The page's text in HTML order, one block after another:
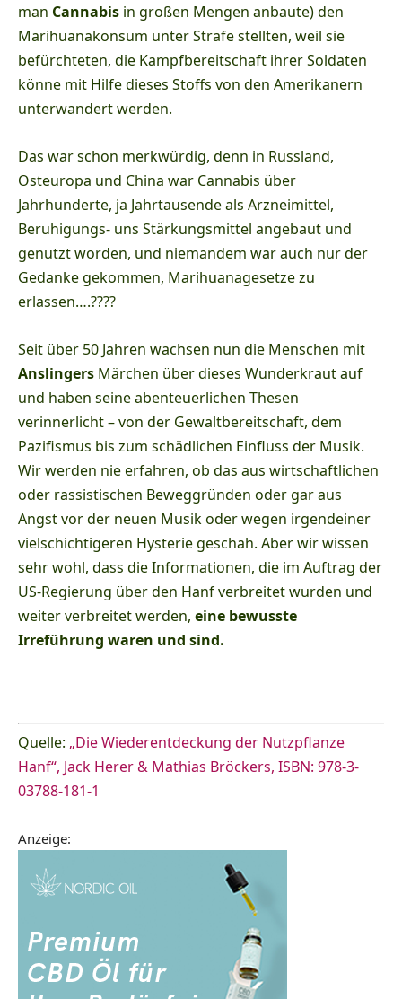
man Cannabis in großen Mengen anbaute) den
Marihuanakonsum unter Strafe stellten, weil sie
befürchteten, die Kampfbereitschaft ihrer Soldaten
könne mit Hilfe dieses Stoffs von den Amerikanern
unterwandert werden.
Das war schon merkwürdig, denn in Russland,
Osteuropa und China war Cannabis über
Jahrhunderte, ja Jahrtausende als Arzneimittel,
Beruhigungs- uns Stärkungsmittel angebaut und
genutzt worden, und niemandem war auch nur der
Gedanke gekommen, Marihuanagesetze zu
erlassen….????
Seit über 50 Jahren wachsen nun die Menschen mit
Anslingers Märchen über dieses Wunderkraut auf
und haben seine abenteuerlichen Thesen
verinnerlicht – von der Gewaltbereitschaft, dem
Pazifismus bis zum schädlichen Einfluss der Musik.
Wir werden nie erfahren, ob das aus wirtschaftlichen
oder rassistischen Beweggründen oder gar aus
Angst vor der neuen Musik oder wegen irgendeiner
vielschichtigeren Hysterie geschah. Aber wir wissen
sehr wohl, dass die Informationen, die im Auftrag der
US-Regierung über den Hanf verbreitet wurden und
weiter verbreitet werden, eine bewusste
Irreführung waren und sind.
Quelle: „Die Wiederentdeckung der Nutzpflanze
Hanf“, Jack Herer & Mathias Bröckers, ISBN: 978-3-
03788-181-1
Anzeige: